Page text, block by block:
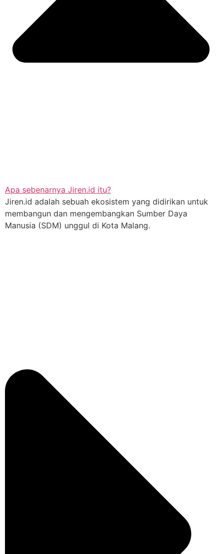
Apa sebenarnya Jiren.id itu?
Jiren.id adalah sebuah ekosistem yang didirikan untuk
membangun dan mengembangkan Sumber Daya
Manusia (SDM) unggul di Kota Malang.